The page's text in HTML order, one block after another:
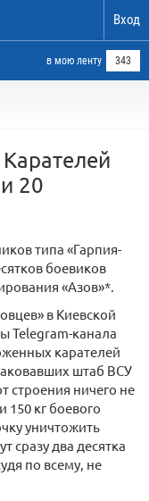
Вход
в мою ленту 343
20
типа «Гарпия-
боевиков
«Азов»*.
в Киевской
Telegram-канала
карателей
штаб ВСУ
строения ничего не
150 кг боевого
уничтожить
сразу два десятка
по всему, не